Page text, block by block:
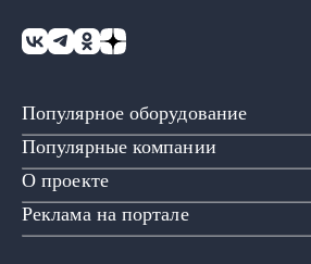
Популярное оборудование
Популярные компании
О проекте
Реклама на портале